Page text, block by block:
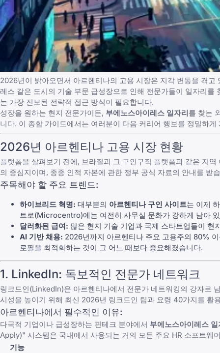
2026년이 밝아오면서 아르헨티나의 고용 시장은 지각 변동을 겪
레스 같은 도시의 기술 부문 급성장으로 인해 전문가들이 일자리
는 가장 진보된 전략적 접근 방식이 필요합니다.
성장을 원하는 현지 전문가이든, 부에노스아이레스 일자리를 찾는
니다. 이 종합 가이드에서는 여러분이 다음 커리어 행보를 정밀하
2026년 아르헨티나 고용 시장 현황
플랫폼을 살펴보기 전에, 브라질과 그 구인구직 플랫폼과 같은 지역
의 중심지이며, 종종 인적 자본에 관한 정부 공식 자료의 안내를 받
주목해야 할 주요 트렌드:
하이브리드 혁명: 대부분의 아르헨티나 구인 사이트는 이제
트로(Microcentro)에는 여전히 사무실 문화가 강하게 남아
달러화된 급여: 많은 현지 기술 기업과 국제 스타트업들이
AI 기반 채용: 2026년까지 아르헨티나 주요 고용주의 80%
로필을 최적화하는 것이 그 어느 때보다 중요해졌습니다.
1. LinkedIn: 독보적인 전문가 네트워크
링크드인(LinkedIn)은 아르헨티나에서 전문가 네트워킹의 강자로
시성을 높이기 위해 최신 2026년 링크드인 팁과 요령 40가지를 활
아르헨티나에서 필수적인 이유:
다국적 기업이나 급성장하는 핀테크 분야에서 부에노스아이레스 일
Apply)" 시스템은 국내에서 사용되는 거의 모든 주요 HR 소프트웨
기능